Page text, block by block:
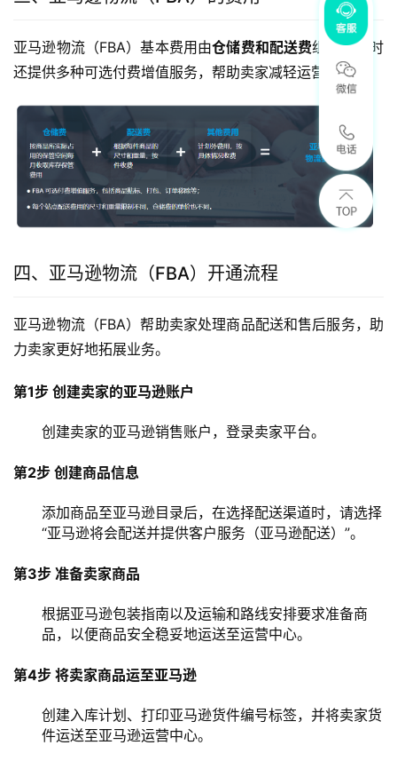
亚马逊物流（FBA）基本费用由仓储费和配送费组成，同时
还提供多种可选付费增值服务，帮助卖家减轻运营压力。
四、亚马逊物流（FBA）开通流程
亚马逊物流（FBA）帮助卖家处理商品配送和售后服务，助
力卖家更好地拓展业务。
第1步 创建卖家的亚马逊账户
创建卖家的亚马逊销售账户，登录卖家平台。
第2步 创建商品信息
添加商品至亚马逊目录后，在选择配送渠道时，请选择
“亚马逊将会配送并提供客户服务（亚马逊配送）”。
第3步 准备卖家商品
根据亚马逊包装指南以及运输和路线安排要求准备商
品，以便商品安全稳妥地运送至运营中心。
第4步 将卖家商品运至亚马逊
创建入库计划、打印亚马逊货件编号标签，并将卖家货
件运送至亚马逊运营中心。